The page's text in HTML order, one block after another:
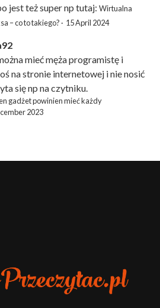
jest też super np tutaj: Wirtualna
– co to takiego? · 15 April 2024
mieć męża programistę i
na stronie internetowej i nie nosić
się np na czytniku.
gadżet powinien mieć każdy
2023